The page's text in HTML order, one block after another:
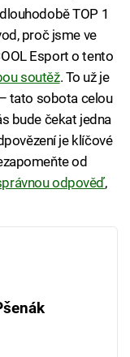
TOP 1
proč jsme ve
Esport o tento
soutěž. To už je
tato sobota celou
bude čekat jedna
je klíčové
od
odpověď,